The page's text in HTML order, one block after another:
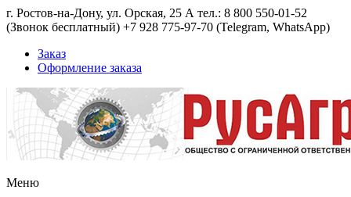
г. Ростов-на-Дону, ул. Орская, 25 А тел.: 8 800 550-01-52
(Звонок бесплатный) +7 928 775-97-70 (Telegram, WhatsApp)
Заказ
Оформление заказа
Меню